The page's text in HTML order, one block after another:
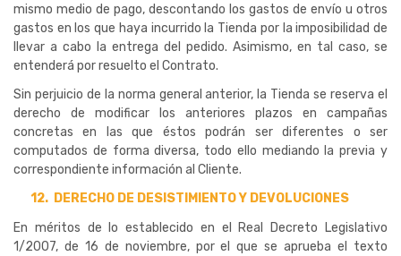
mismo medio de pago, descontando los gastos de envío u otros
gastos en los que haya incurrido la Tienda por la imposibilidad de
llevar a cabo la entrega del pedido. Asimismo, en tal caso, se
entenderá por resuelto el Contrato.
Sin perjuicio de la norma general anterior, la Tienda se reserva el
derecho de modificar los anteriores plazos en campañas
concretas en las que éstos podrán ser diferentes o ser
computados de forma diversa, todo ello mediando la previa y
correspondiente información al Cliente.
12. DERECHO DE DESISTIMIENTO Y DEVOLUCIONES
En méritos de lo establecido en el Real Decreto Legislativo
1/2007, de 16 de noviembre, por el que se aprueba el texto